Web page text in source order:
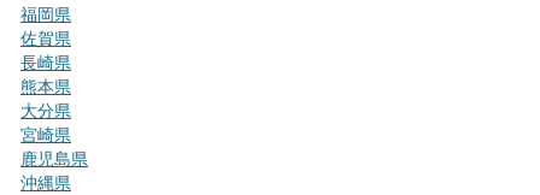
福岡県
佐賀県
長崎県
熊本県
大分県
宮崎県
鹿児島県
沖縄県